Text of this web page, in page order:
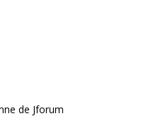
de Jforum